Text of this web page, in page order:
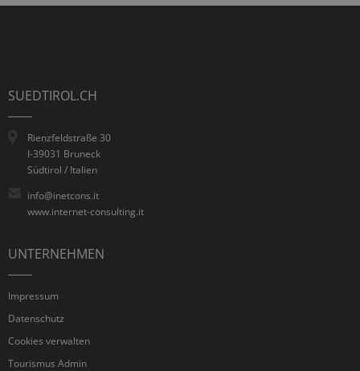
SUEDTIROL.CH
Rienzfeldstraße 30
I-39031 Bruneck
Südtirol / Italien
info@inetcons.it
www.internet-consulting.it
UNTERNEHMEN
Impressum
Datenschutz
Cookies verwalten
Tourismus Admin